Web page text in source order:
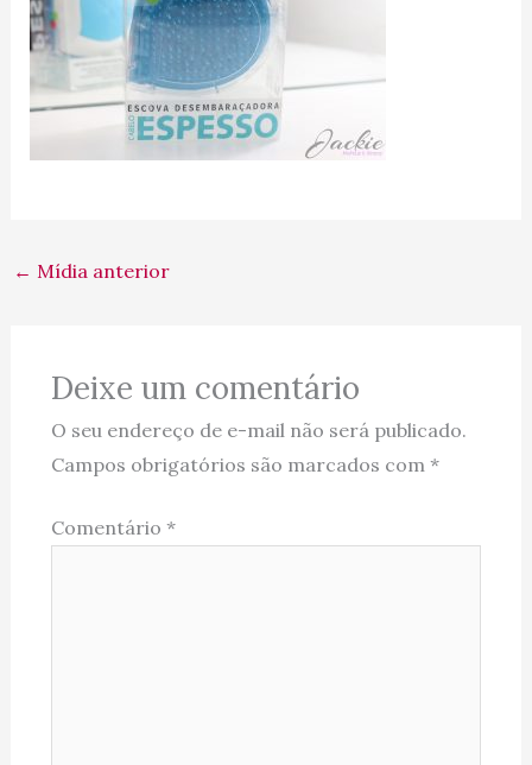
← Mídia anterior
Deixe um comentário
O seu endereço de e-mail não será publicado.
Campos obrigatórios são marcados com *
Comentário *